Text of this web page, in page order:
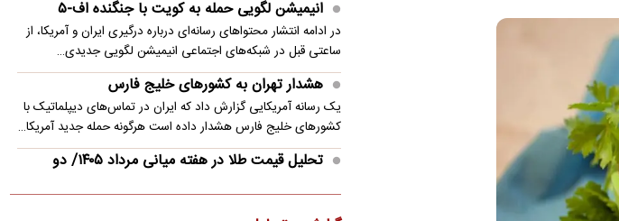
انیمیشن لگویی حمله به کویت با جنگنده اف-۵
در ادامه انتشار محتواهای رسانه‌ای درباره درگیری ایران و آمریکا، از
ساعتی قبل در شبکه‌های اجتماعی انیمیشن لگویی جدیدی…
هشدار تهران به کشورهای خلیج فارس
یک رسانه آمریکایی گزارش داد که ایران در تماس‌های دیپلماتیک با
کشورهای خلیج فارس هشدار داده است هرگونه حمله جدید آمریکا…
تحلیل قیمت طلا در هفته میانی مرداد ۱۴۰۵/ دو